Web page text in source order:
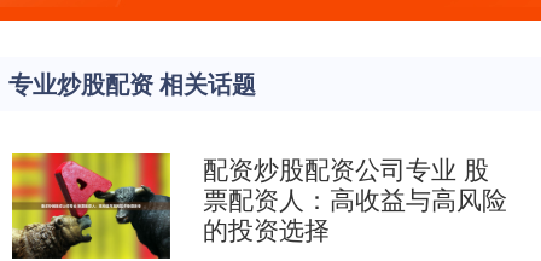
专业炒股配资 相关话题
配资炒股配资公司专业 股
票配资人：高收益与高风险
的投资选择